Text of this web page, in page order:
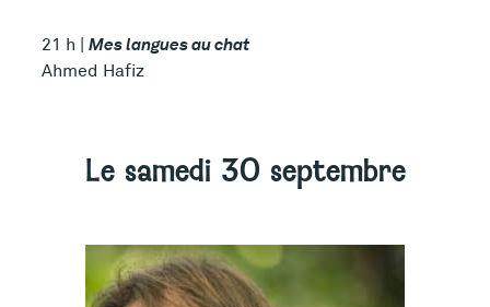
21 h | Mes langues au chat
Ahmed Hafiz
Le samedi 30 septembre